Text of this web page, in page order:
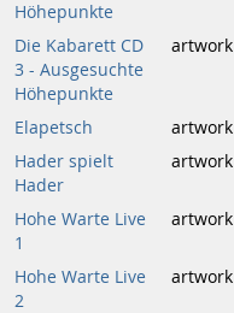
Höhepunkte
Die Kabarett CD
3 - Ausgesuchte
Höhepunkte
artwork
Elapetsch artwork
Hader spielt
Hader
artwork
Hohe Warte Live
1
artwork
Hohe Warte Live
2
artwork